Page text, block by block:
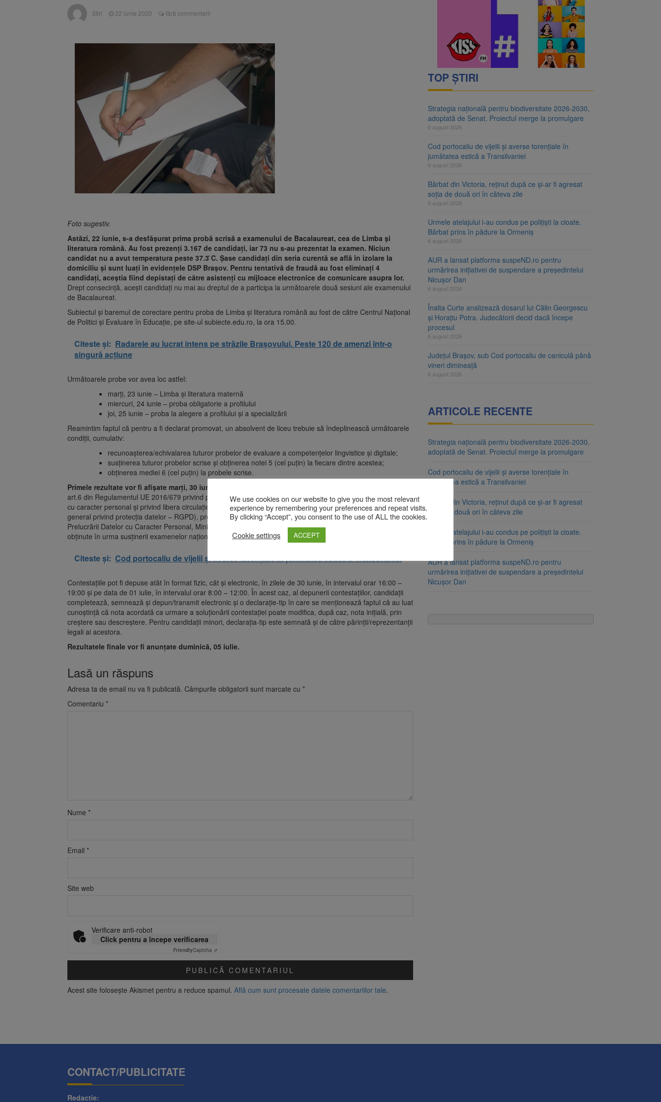
procesul
Stiri 22 iunie 2020 fără commentarii
Foto sugestiv.
Astăzi, 22 iunie, s-a desfășurat prima probă scrisă a examenului de Bacalaureat, cea de Limba și
literatura română. Au fost prezenți 3.167 de candidați, iar 73 nu s-au prezentat la examen. Niciun
candidat nu a avut temperatura peste 37.3 ̊C. Șase candidați din seria curentă se află în izolare la
domiciliu și sunt luați în evidențele DSP Brașov. Pentru tentativă de fraudă au fost eliminați 4
candidați, aceștia fiind depistați de către asistenți cu mijloace electronice de comunicare asupra lor.
Drept consecință, acești candidați nu mai au dreptul de a participa la următoarele două sesiuni ale examenului
de Bacalaureat.
Subiectul și baremul de corectare pentru proba de Limba și literatura română au fost de către Centrul Național
de Politici și Evaluare în Educație, pe site-ul subiecte.edu.ro, la ora 15.00.
Citeste și: Radarele au lucrat intens pe străzile Brașovului. Peste 120 de amenzi într-o
singură acțiune
Următoarele probe vor avea loc astfel:
marți, 23 iunie – Limba și literatura maternă
miercuri, 24 iunie – proba obligatorie a profilului
joi, 25 iunie – proba la alegere a profilului și a specializării
Reamintim faptul că pentru a fi declarat promovat, un absolvent de liceu trebuie să îndeplinească următoarele
condiții, cumulativ:
recunoașterea/echivalarea tuturor probelor de evaluare a competențelor lingvistice și digitale;
susținerea tuturor probelor scrise și obținerea notei 5 (cel puțin) la fiecare dintre acestea;
obținerea mediei 6 (cel puțin) la probele scrise.
Primele rezultate vor fi afișate marți, 30 iunie, până în ora 12
art.6 din Regulamentul UE 2016/679 privind protecția persoanelor fizice în ceea ce privește prelucrarea datelor
cu caracter personal și privind libera circulație a acestor date de abrogare a Directivei 95/46/CE (Regulamentul
general privind protecția datelor – RGPD), precum și cu solicitarea Autorității Naționale de Supraveghere a
Prelucrării Datelor cu Caracter Personal, Ministerul Educației și Cercetării va publica rezultatele elevilor
obținute în urma susținerii examenelor naționale cu anonimizarea numelui și a prenumelui.
Citeste și: Cod portocaliu de vijelii și averse torențiale în jumătatea estică a Transilvaniei
Contestațiile pot fi depuse atât în format fizic, cât și electronic, în zilele de 30 iunie, în intervalul orar 16:00 –
19:00 și pe data de 01 iulie, în intervalul orar 8:00 – 12:00. În acest caz, al depunerii contestațiilor, candidații
completează, semnează și depun/transmit electronic și o declarație-tip în care se menționează faptul că au luat
cunoștință că nota acordată ca urmare a soluționării contestației poate modifica, după caz, nota inițială, prin
creștere sau descreștere. Pentru candidații minori, declarația-tip este semnată și de către părinții/reprezentanții
legali ai acestora.
Rezultatele finale vor fi anunțate duminică, 05 iulie.
Lasă un răspuns
Adresa ta de email nu va fi publicată. Câmpurile obligatorii sunt marcate cu *
Comentariu *
Nume *
Email *
Site web
Verificare anti-robot
Click pentru a începe verificarea
FriendlyCaptcha ⇗
Acest site folosește Akismet pentru a reduce spamul. Află cum sunt procesate datele comentariilor tale.
TOP ȘTIRI
Strategia națională pentru biodiversitate 2026-2030,
adoptată de Senat. Proiectul merge la promulgare
6 august 2026
Cod portocaliu de vijelii și averse torențiale în
jumătatea estică a Transilvaniei
6 august 2026
Bărbat din Victoria, reținut după ce și-ar fi agresat
soția de două ori în câteva zile
6 august 2026
Urmele atelajului i-au condus pe polițiști la cioate.
Bărbat prins în pădure la Ormeniș
6 august 2026
AUR a lansat platforma suspeND.ro pentru
urmărirea inițiativei de suspendare a președintelui
Nicușor Dan
6 august 2026
Înalta Curte analizează dosarul lui Călin Georgescu
și Horațiu Potra. Judecătorii decid dacă începe
procesul
6 august 2026
Județul Brașov, sub Cod portocaliu de caniculă până
vineri dimineață
6 august 2026
ARTICOLE RECENTE
Strategia națională pentru biodiversitate 2026-2030,
adoptată de Senat. Proiectul merge la promulgare
Cod portocaliu de vijelii și averse torențiale în
jumătatea estică a Transilvaniei
Bărbat din Victoria, reținut după ce și-ar fi agresat
soția de două ori în câteva zile
Urmele atelajului i-au condus pe polițiști la cioate.
Bărbat prins în pădure la Ormeniș
AUR a lansat platforma suspeND.ro pentru
urmărirea inițiativei de suspendare a președintelui
Nicușor Dan
CONTACT/PUBLICITATE
Redactie:
We use cookies on our website to give you the most relevant
experience by remembering your preferences and repeat visits.
By clicking “Accept”, you consent to the use of ALL the cookies.
Cookie settings
ACCEPT